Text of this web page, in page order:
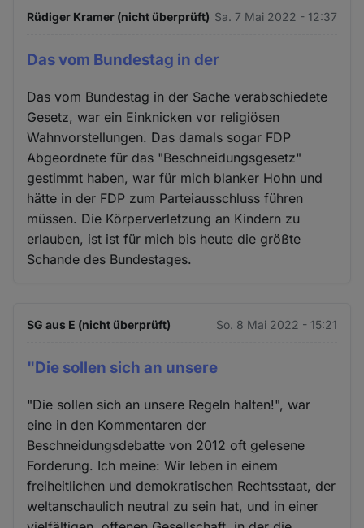
Rüdiger Kramer (nicht überprüft) Sa. 7 Mai 2022 - 12:37
Das vom Bundestag in der
Das vom Bundestag in der Sache verabschiedete
Gesetz, war ein Einknicken vor religiösen
Wahnvorstellungen. Das damals sogar FDP
Abgeordnete für das "Beschneidungsgesetz"
gestimmt haben, war für mich blanker Hohn und
hätte in der FDP zum Parteiausschluss führen
müssen. Die Körperverletzung an Kindern zu
erlauben, ist ist für mich bis heute die größte
Schande des Bundestages.
SG aus E (nicht überprüft) So. 8 Mai 2022 - 15:21
"Die sollen sich an unsere
"Die sollen sich an unsere Regeln halten!", war
eine in den Kommentaren der
Beschneidungsdebatte von 2012 oft gelesene
Forderung. Ich meine: Wir leben in einem
freiheitlichen und demokratischen Rechts­staat, der
weltanschaulich neutral zu sein hat, und in einer